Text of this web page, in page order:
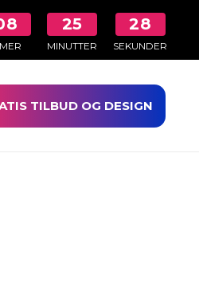
25
MINUTTER
27
SEKUNDER
TILBUD OG DESIGN